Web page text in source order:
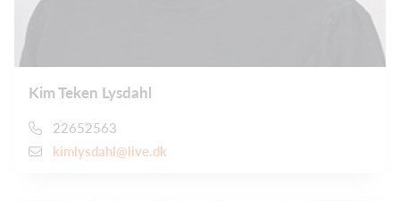
Kim Teken Lysdahl
22652563
kimlysdahl@live.dk